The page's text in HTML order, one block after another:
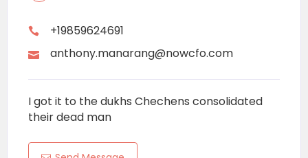
+19859624691
anthony.manarang@nowcfo.com
I got it to the dukhs Chechens consolidated
their dead man